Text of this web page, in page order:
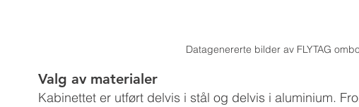
Datagenererte bilder av FLYTAG
Valg av materialer
Kabinettet er utført delvis i stål og delvis i aluminium.